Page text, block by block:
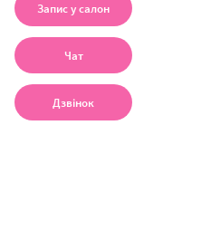
Запис у салон
Чат
Дзвінок